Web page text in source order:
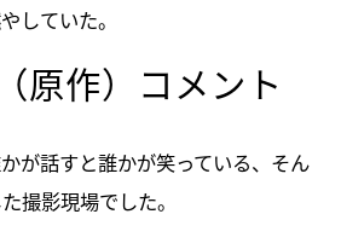
していた。
原作）コメント
が話すと誰かが笑っている、そん
撮影現場でした。